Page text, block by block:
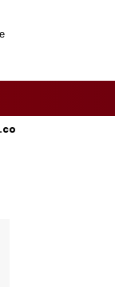
Berikan Jasa